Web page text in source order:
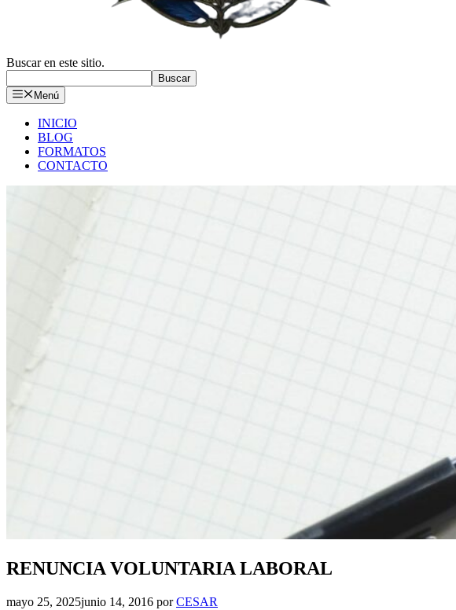
Buscar en este sitio.
Buscar
Menú
INICIO
BLOG
FORMATOS
CONTACTO
RENUNCIA VOLUNTARIA LABORAL
mayo 25, 2025junio 14, 2016 porCESAR